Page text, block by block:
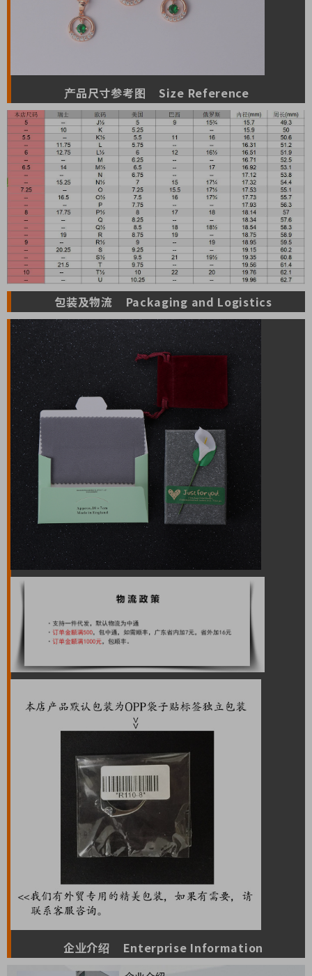
产品尺寸参考图 Size Reference
包装及物流 Packaging and Logistics
企业介绍 Enterprise Information